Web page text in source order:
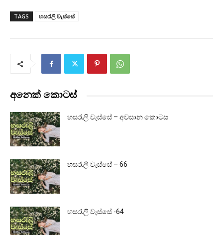
TAGS හසරැලි වැස්සේ
අනෙක් කොටස්
හසරැලි වැස්සේ – අවසාන කොටස
හසරැලි වැස්සේ – 66
හසරැලි වැස්සේ -64